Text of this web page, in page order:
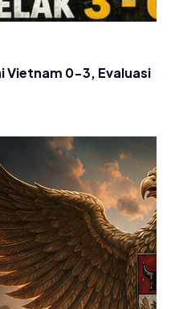
Vietnam 0-3, Evaluasi